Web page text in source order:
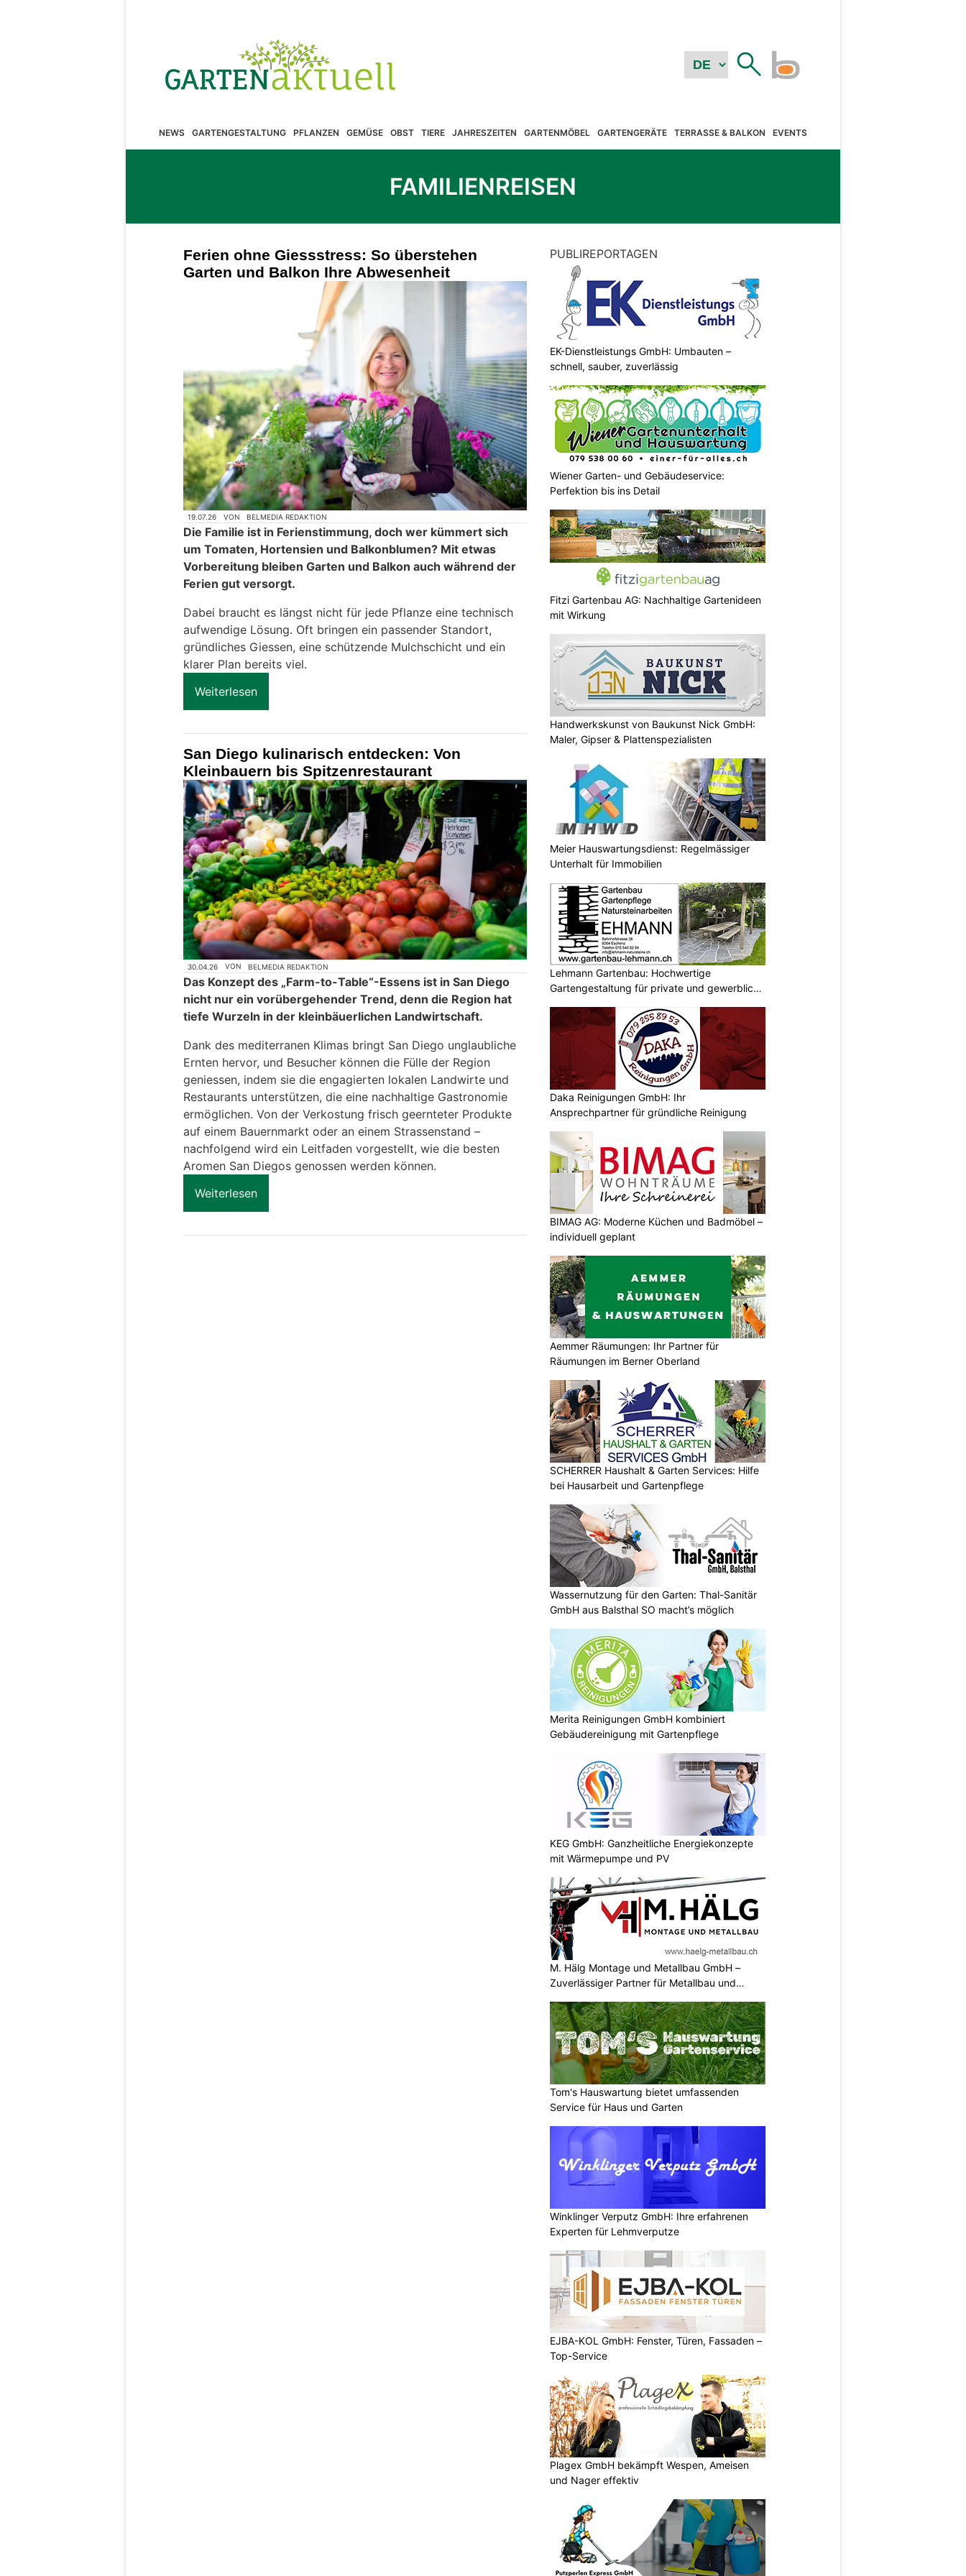
NEWS GARTENGESTALTUNG PFLANZEN GEMÜSE OBST TIERE JAHRESZEITEN GARTENMÖBEL GARTENGERÄTE TERRASSE & BALKON EVENTS
FAMILIENREISEN
Ferien ohne Giessstress: So überstehen
Garten und Balkon Ihre Abwesenheit
19.07.26 VON BELMEDIA REDAKTION
Die Familie ist in Ferienstimmung, doch wer kümmert sich
um Tomaten, Hortensien und Balkonblumen? Mit etwas
Vorbereitung bleiben Garten und Balkon auch während der
Ferien gut versorgt.
Dabei braucht es längst nicht für jede Pflanze eine technisch
aufwendige Lösung. Oft bringen ein passender Standort,
gründliches Giessen, eine schützende Mulchschicht und ein
klarer Plan bereits viel.
Weiterlesen
San Diego kulinarisch entdecken: Von
Kleinbauern bis Spitzenrestaurant
30.04.26 VON BELMEDIA REDAKTION
Das Konzept des „Farm-to-Table“-Essens ist in San Diego
nicht nur ein vorübergehender Trend, denn die Region hat
tiefe Wurzeln in der kleinbäuerlichen Landwirtschaft.
Dank des mediterranen Klimas bringt San Diego unglaubliche
Ernten hervor, und Besucher können die Fülle der Region
geniessen, indem sie die engagierten lokalen Landwirte und
Restaurants unterstützen, die eine nachhaltige Gastronomie
ermöglichen. Von der Verkostung frisch geernteter Produkte
auf einem Bauernmarkt oder an einem Strassenstand –
nachfolgend wird ein Leitfaden vorgestellt, wie die besten
Aromen San Diegos genossen werden können.
Weiterlesen
PUBLIREPORTAGEN
EK-Dienstleistungs GmbH: Umbauten –
schnell, sauber, zuverlässig
Wiener Garten- und Gebäudeservice:
Perfektion bis ins Detail
Fitzi Gartenbau AG: Nachhaltige Gartenideen
mit Wirkung
Handwerkskunst von Baukunst Nick GmbH:
Maler, Gipser & Plattenspezialisten
Meier Hauswartungsdienst: Regelmässiger
Unterhalt für Immobilien
Lehmann Gartenbau: Hochwertige
Gartengestaltung für private und gewerbliche
Daka Reinigungen GmbH: Ihr
Ansprechpartner für gründliche Reinigung
BIMAG AG: Moderne Küchen und Badmöbel –
individuell geplant
Aemmer Räumungen: Ihr Partner für
Räumungen im Berner Oberland
SCHERRER Haushalt & Garten Services: Hilfe
bei Hausarbeit und Gartenpflege
Wassernutzung für den Garten: Thal-Sanitär
GmbH aus Balsthal SO macht’s möglich
Merita Reinigungen GmbH kombiniert
Gebäudereinigung mit Gartenpflege
KEG GmbH: Ganzheitliche Energiekonzepte
mit Wärmepumpe und PV
M. Hälg Montage und Metallbau GmbH –
Zuverlässiger Partner für Metallbau und
Tom's Hauswartung bietet umfassenden
Service für Haus und Garten
Winklinger Verputz GmbH: Ihre erfahrenen
Experten für Lehmverputze
EJBA-KOL GmbH: Fenster, Türen, Fassaden –
Top-Service
Plagex GmbH bekämpft Wespen, Ameisen
und Nager effektiv